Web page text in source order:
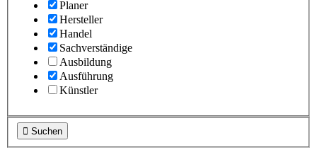
Planer
Hersteller
Handel
Sachverständige
Ausbildung
Ausführung
Künstler
 Suchen